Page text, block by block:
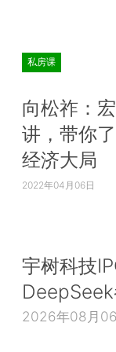
私房课
向松祚：
讲，带你
经济大局
2022年04月06日
宇树科技
2026年08月